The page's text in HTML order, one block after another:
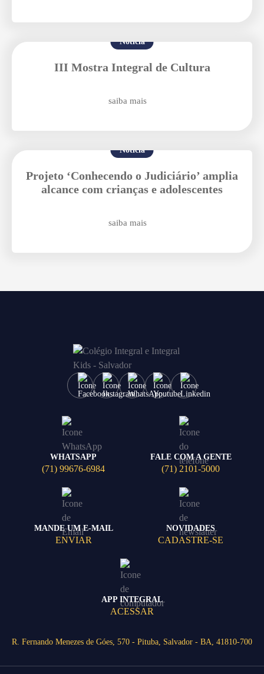
Notícia
III Mostra Integral de Cultura
saiba mais
Notícia
Projeto ‘Conhecendo o Judiciário’ amplia
alcance com crianças e adolescentes
saiba mais
WHATSAPP
(71) 99676-6984
FALE COM A GENTE
(71) 2101-5000
MANDE UM E-MAIL
ENVIAR
NOVIDADES
CADASTRE-SE
APP INTEGRAL
ACESSAR
R. Fernando Menezes de Góes, 570 - Pituba, Salvador - BA, 41810-700
Agende uma visita